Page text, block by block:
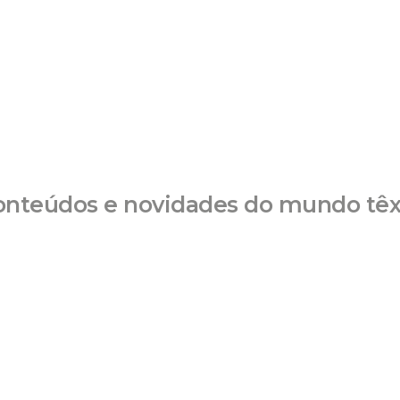
e novidades do mundo